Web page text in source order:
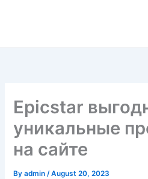
Epicstar
уникальные
на сайте
Byadmin/August 20, 2023